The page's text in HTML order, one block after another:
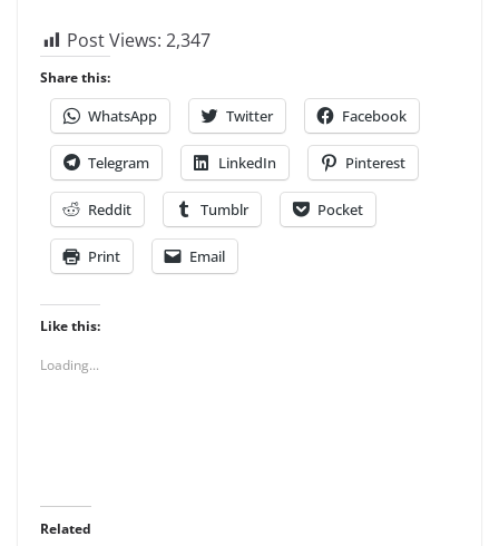
Post Views: 2,347
Share this:
WhatsApp Twitter Facebook
Telegram LinkedIn Pinterest
Reddit Tumblr Pocket
Print Email
Like this:
Loading...
Related